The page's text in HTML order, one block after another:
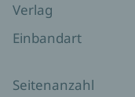
Gesundheit fördern,
Rettung einer
Verlag
Einbandart
Seitenanzahl